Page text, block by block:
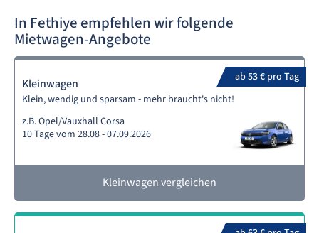
In Fethiye empfehlen wir folgende
Mietwagen-Angebote
ab 53 € pro Tag
Kleinwagen
Klein, wendig und sparsam - mehr braucht's nicht!
z.B. Opel/Vauxhall Corsa
10 Tage vom 28.08 - 07.09.2026
Kleinwagen vergleichen